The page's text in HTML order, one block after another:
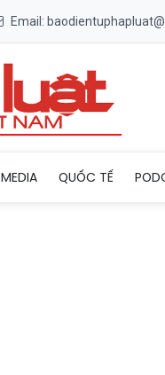
Email:
MEDIA QUỐC TẾ